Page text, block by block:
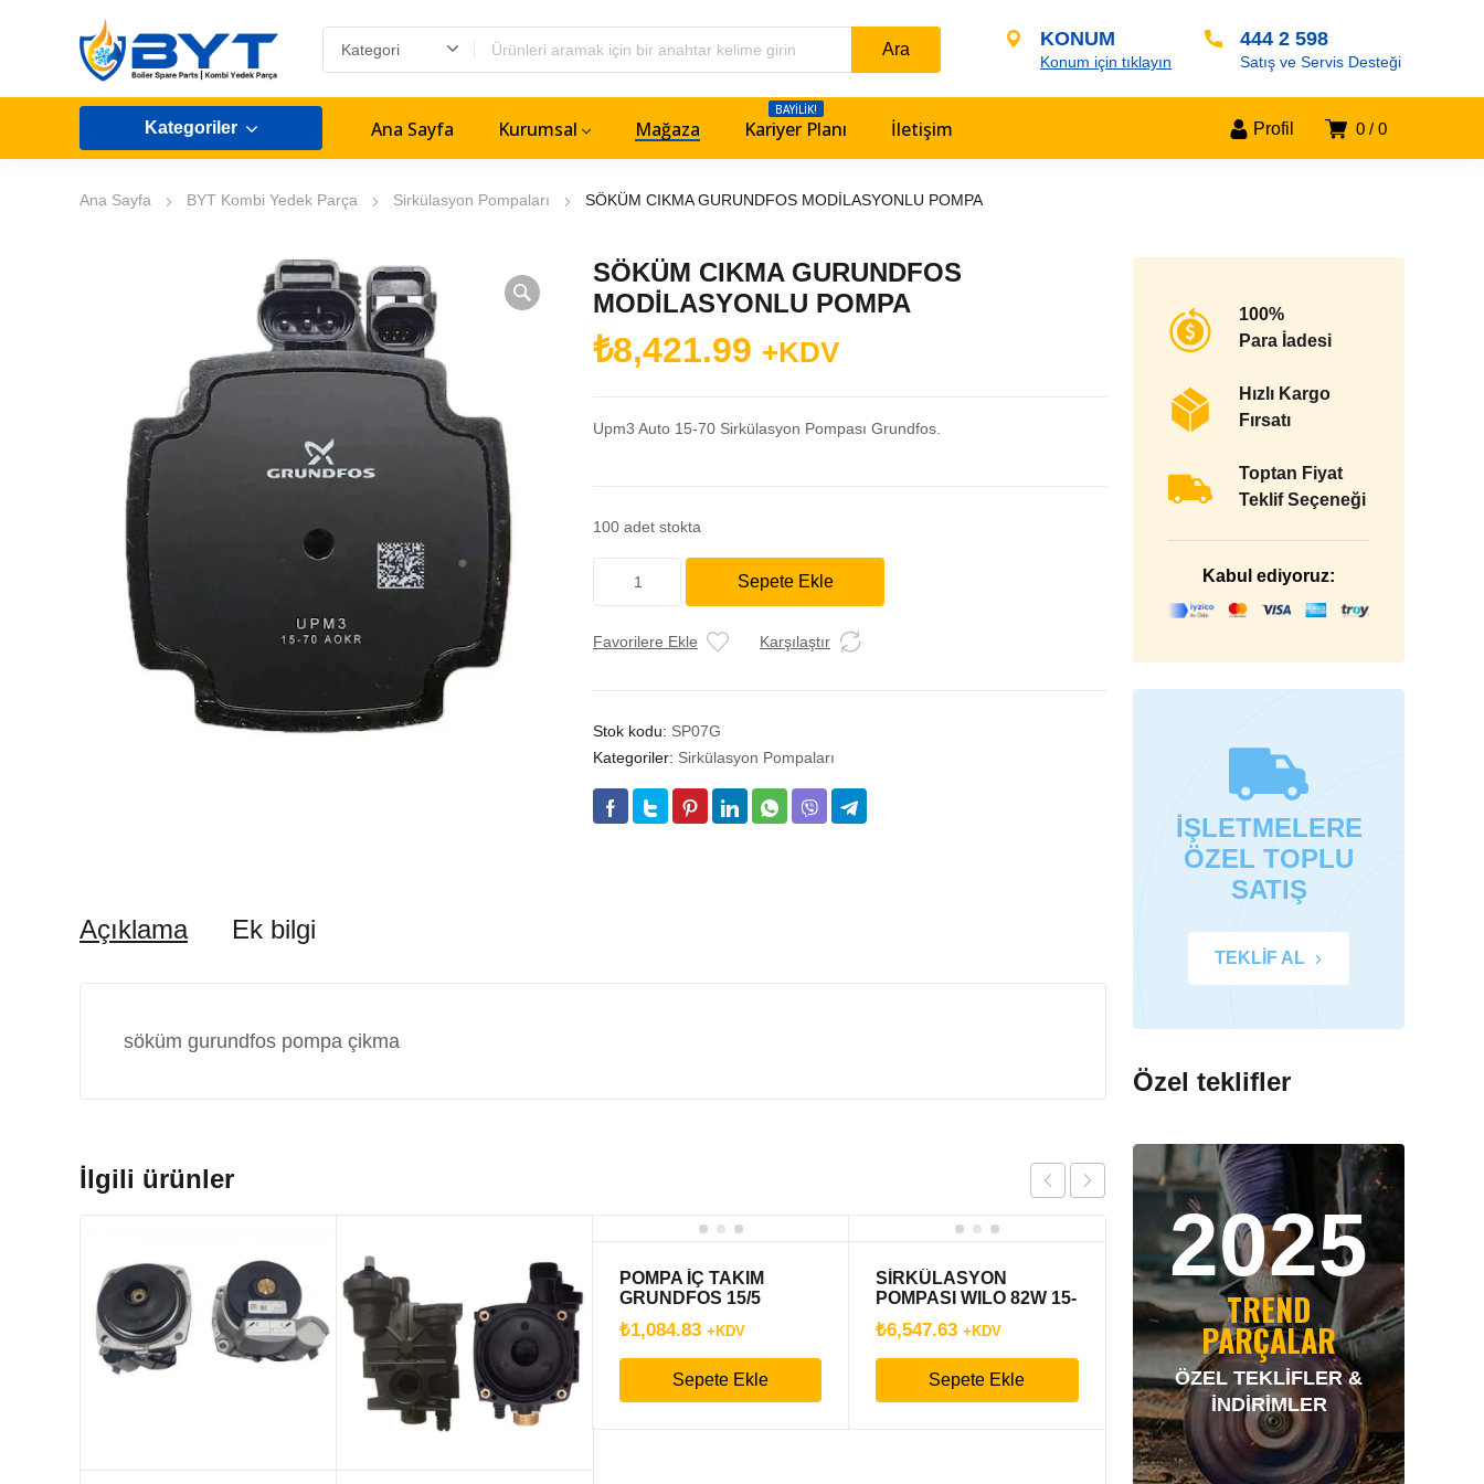
KONUM
Konum için tıklayın
444 2 598
Satış ve Servis Desteği
0 0
Profil
Kategoriler Ana Sayfa Kurumsal Mağaza Kariyer Planı
BAYILIK!
İletişim
Ana Sayfa BYT Kombi Yedek Parça Sirkülasyon Pompaları SÖKÜM CIKMA GURUNDFOS MODİLASYONLU POMPA
SÖKÜM CIKMA GURUNDFOS
MODİLASYONLU POMPA
₺8,421.99 +KDV
Upm3 Auto 15-70 Sirkülasyon Pompası Grundfos.
100 adet stokta
CIKMA
MODİLASYONLU
Sepete Ekle
Favorilere Ekle Karşılaştır
Stok kodu: SP07G
Kategoriler: Sirkülasyon Pompaları
Açıklama Ek bilgi
söküm gurundfos pompa çikma
İlgili ürünler
POMPA İÇ TAKIM
GRUNDFOS 15/5
₺1,084.83 +KDV
Sepete Ekle
SİRKÜLASYON
POMPASI WILO 82W 15-
5
₺6,547.63 +KDV
Sepete Ekle
100%
Para İadesi
Hızlı Kargo
Fırsatı
Toptan Fiyat
Teklif Seçeneği
Kabul ediyoruz:
İŞLETMELERE
ÖZEL TOPLU
SATIŞ
TEKLİF AL
Özel teklifler
2025
TREND
PARÇALAR
ÖZEL TEKLİFLER &
İNDİRİMLER